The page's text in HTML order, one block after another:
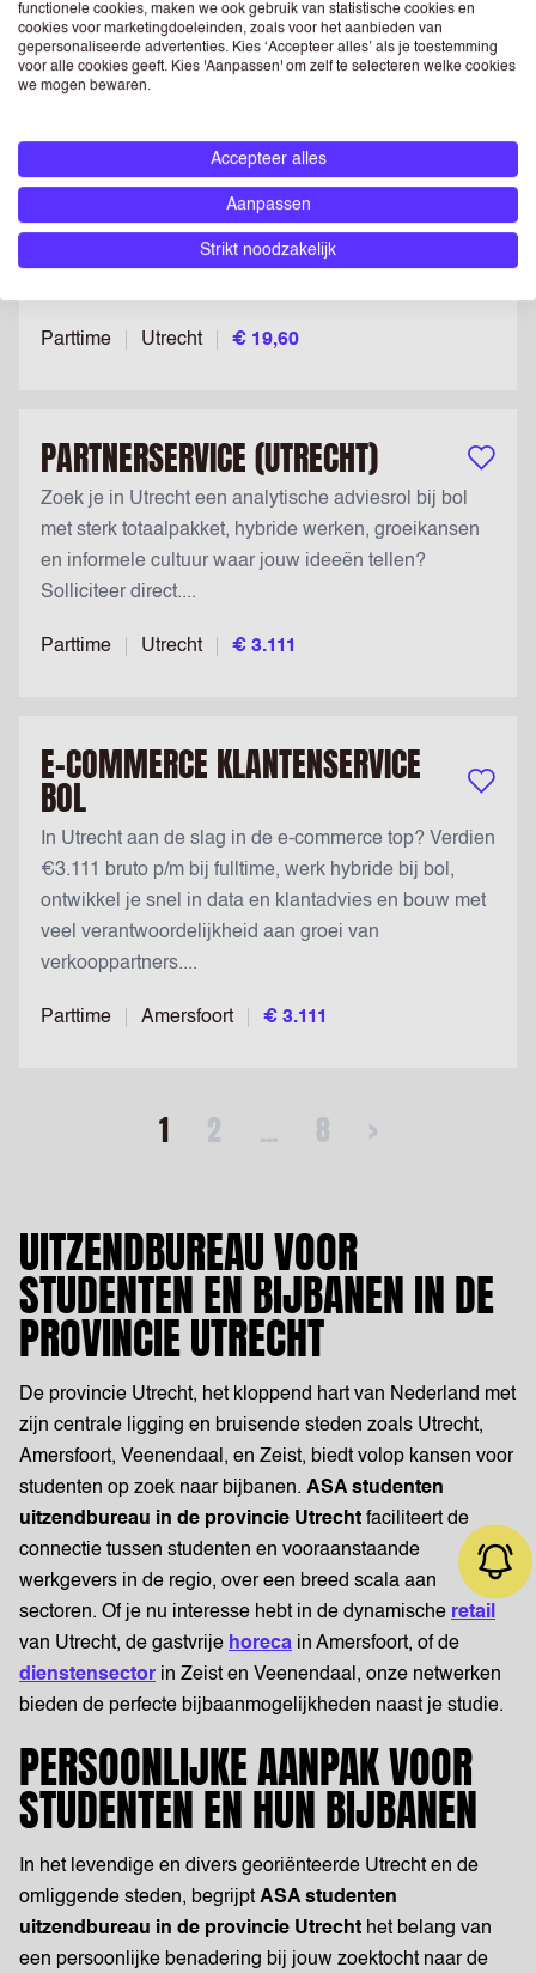
Job alert
ALBERT HEIJN Bewaar
Parttime Utrecht € 19,60
Ben jij op zoek naar een leerzame en flexibele
studentenbaan tussen Den Bosch en Utrecht? Dan
hebben wij zeer uitdagende mogelijkheden
PARTNERSERVICE (UTRECHT) Bewaar
Parttime Utrecht € 3.111
Zoek je in Utrecht een analytische adviesrol bij bol
met sterk totaalpakket, hybride werken, groeikansen
en informele cultuur waar jouw ideeën tellen?
Solliciteer direct....
E-COMMERCE KLANTENSERVICE
BOL Bewaar
Parttime Amersfoort € 3.111
In Utrecht aan de slag in de e-commerce top? Verdien
€3.111 bruto p/m bij fulltime, werk hybride bij bol,
ontwikkel je snel in data en klantadvies en bouw met
veel verantwoordelijkheid aan groei van
verkooppartners....
1 2 ... 8 >
UITZENDBUREAU VOOR
STUDENTEN EN BIJBANEN IN DE
PROVINCIE UTRECHT
De provincie Utrecht, het kloppend hart van Nederland met
zijn centrale ligging en bruisende steden zoals Utrecht,
Amersfoort, Veenendaal, en Zeist, biedt volop kansen voor
studenten op zoek naar bijbanen. ASA studenten
uitzendbureau in de provincie Utrecht faciliteert de
connectie tussen studenten en vooraanstaande
werkgevers in de regio, over een breed scala aan
sectoren. Of je nu interesse hebt in de dynamische retail
van Utrecht, de gastvrije horeca in Amersfoort, of de
dienstensector in Zeist en Veenendaal, onze netwerken
bieden de perfecte bijbaanmogelijkheden naast je studie.
PERSOONLIJKE AANPAK VOOR
STUDENTEN EN HUN BIJBANEN
In het levendige en divers georiënteerde Utrecht en de
omliggende steden, begrijpt ASA studenten
uitzendbureau in de provincie Utrecht het belang van
een persoonlijke benadering bij jouw zoektocht naar de
functionele cookies, maken we ook gebruik van statistische cookies en
cookies voor marketingdoeleinden, zoals voor het aanbieden van
gepersonaliseerde advertenties. Kies ‘Accepteer alles’ als je toestemming
voor alle cookies geeft. Kies 'Aanpassen' om zelf te selecteren welke cookies
we mogen bewaren.
Accepteer alles
Aanpassen
Strikt noodzakelijk